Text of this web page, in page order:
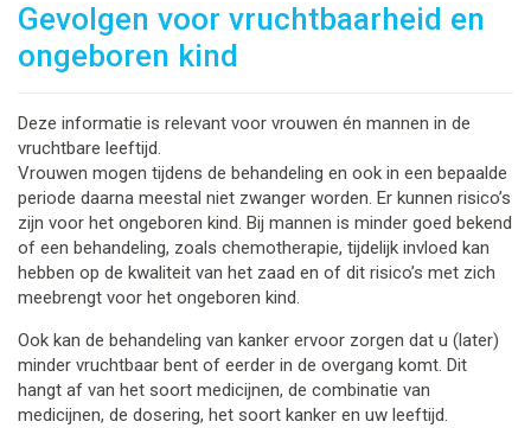
Gevolgen voor vruchtbaarheid en
ongeboren kind
Deze informatie is relevant voor vrouwen én mannen in de
vruchtbare leeftijd.
Vrouwen mogen tijdens de behandeling en ook in een bepaalde
periode daarna meestal niet zwanger worden. Er kunnen risico’s
zijn voor het ongeboren kind. Bij mannen is minder goed bekend
of een behandeling, zoals chemotherapie, tijdelijk invloed kan
hebben op de kwaliteit van het zaad en of dit risico’s met zich
meebrengt voor het ongeboren kind.
Ook kan de behandeling van kanker ervoor zorgen dat u (later)
minder vruchtbaar bent of eerder in de overgang komt. Dit
hangt af van het soort medicijnen, de combinatie van
medicijnen, de dosering, het soort kanker en uw leeftijd.